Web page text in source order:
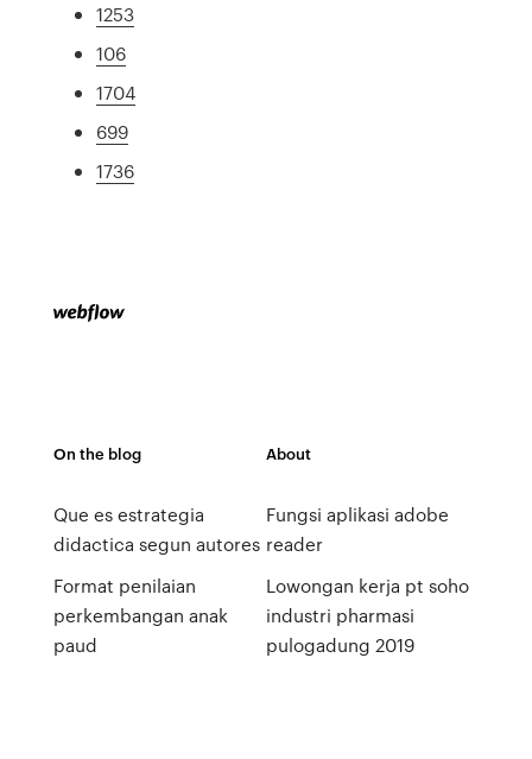
1253
106
1704
699
1736
On the blog
Que es estrategia
didactica segun autores
Format penilaian
perkembangan anak
paud
About
Fungsi aplikasi adobe
reader
Lowongan kerja pt soho
industri pharmasi
pulogadung 2019